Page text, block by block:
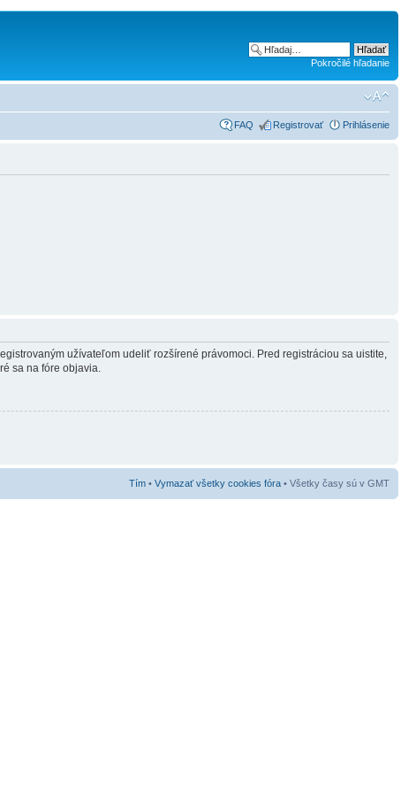
Pokročilé hľadanie
FAQ Registrovať Prihlásenie
užívateľom udeliť rozšírené právomoci. Pred registráciou sa uistite,
sa na fóre objavia.
Tím • Vymazať všetky cookies fóra • Všetky časy sú v GMT